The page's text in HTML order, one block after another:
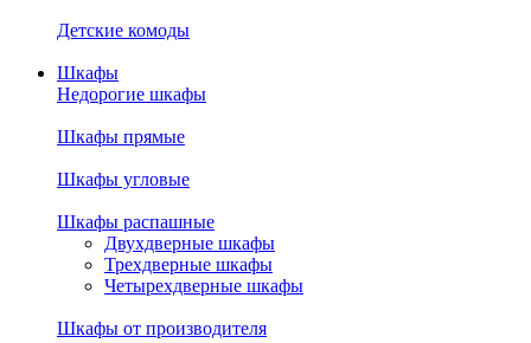
Детские комоды
Шкафы
Недорогие шкафы
Шкафы прямые
Шкафы угловые
Шкафы распашные
Двухдверные шкафы
Трехдверные шкафы
Четырехдверные шкафы
Шкафы от производителя